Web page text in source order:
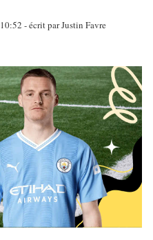
- écrit parJustin Favre